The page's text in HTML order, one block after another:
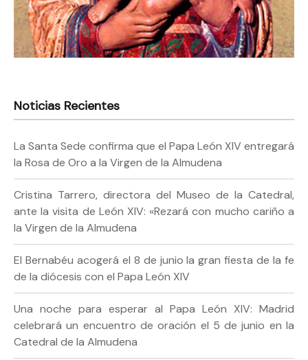
Noticias Recientes
La Santa Sede confirma que el Papa León XIV entregará
la Rosa de Oro a la Virgen de la Almudena
Cristina Tarrero, directora del Museo de la Catedral,
ante la visita de León XIV: «Rezará con mucho cariño a
la Virgen de la Almudena
El Bernabéu acogerá el 8 de junio la gran fiesta de la fe
de la diócesis con el Papa León XIV
Una noche para esperar al Papa León XIV: Madrid
celebrará un encuentro de oración el 5 de junio en la
Catedral de la Almudena